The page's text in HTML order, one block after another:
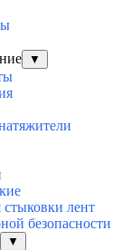
▼
лент
безопасности
▼